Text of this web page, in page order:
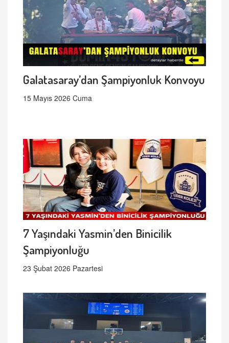
Galatasaray’dan Şampiyonluk Konvoyu
15 Mayıs 2026 Cuma
7 Yaşındaki Yasmin’den Binicilik
Şampiyonluğu
23 Şubat 2026 Pazartesi